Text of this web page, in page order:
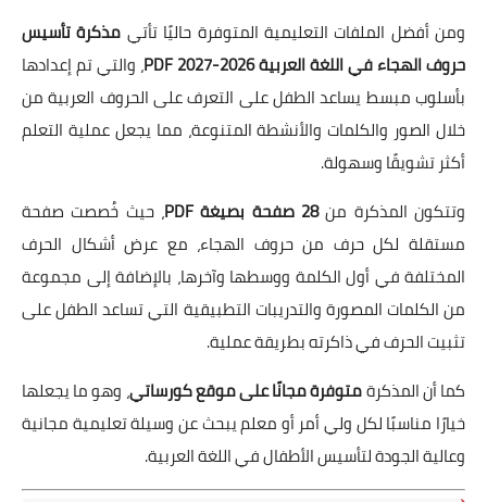
ومن أفضل الملفات التعليمية المتوفرة حاليًا تأتي مذكرة تأسيس
حروف الهجاء في اللغة العربية 2026-2027 PDF
، والتي تم إعدادها
بأسلوب مبسط يساعد الطفل على التعرف على الحروف العربية من
خلال الصور والكلمات والأنشطة المتنوعة، مما يجعل عملية التعلم
أكثر تشويقًا وسهولة.
وتتكون المذكرة من28 صفحة بصيغة PDF
، حيث خُصصت صفحة
مستقلة لكل حرف من حروف الهجاء، مع عرض أشكال الحرف
المختلفة في أول الكلمة ووسطها وآخرها، بالإضافة إلى مجموعة
من الكلمات المصورة والتدريبات التطبيقية التي تساعد الطفل على
تثبيت الحرف في ذاكرته بطريقة عملية.
كما أن المذكرةمتوفرة مجانًا على موقع كورساتي، وهو ما يجعلها
خيارًا مناسبًا لكل ولي أمر أو معلم يبحث عن وسيلة تعليمية مجانية
وعالية الجودة لتأسيس الأطفال في اللغة العربية.